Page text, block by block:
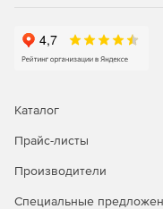
глобальную
репликацию.
резервное
Advanced Edition
файлов и
Exchange и
Каталог
Прайс-листы
Производители
Специальные